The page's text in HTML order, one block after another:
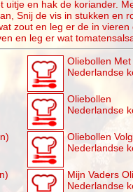
uitje en hak de koriander.
Snij de vis in stukken en
zout en leg er de in vieren
en leg er wat
Oliebollen
Nederlandse
Oliebollen
Nederlandse
Oliebollen
Nederlandse
Mijn Vaders
Nederlandse